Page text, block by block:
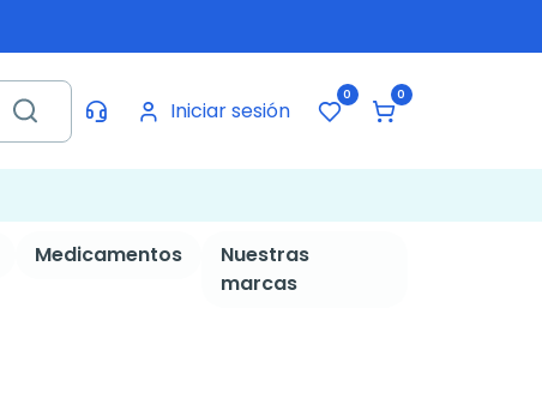
Iniciar sesión
0 0
Medicamentos
Nuestras
marcas